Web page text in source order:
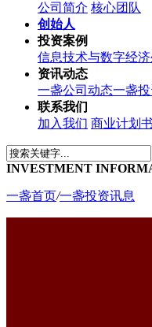
公司简介 核心团队
创始人
投资案例
信息技术与数字经济
资讯动态
一盏公司动态一盏
联系我们
加入我们 商业计划书
INVESTMENT
一盏首页/一盏投资讯息